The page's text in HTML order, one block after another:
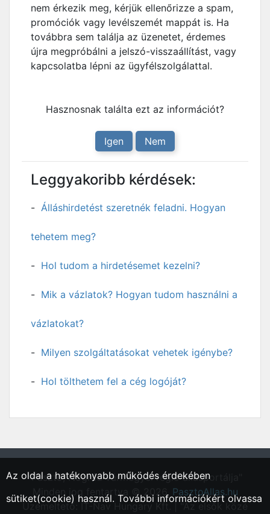
nem érkezik meg, kérjük ellenőrizze a spam,
promóciók vagy levélszemét mappát is. Ha
továbbra sem találja az üzenetet, érdemes
újra megpróbálni a jelszó-visszaállítást, vagy
kapcsolatba lépni az ügyfélszolgálattal.
Hasznosnak találta ezt az információt?
Igen Nem
Leggyakoribb kérdések:
Álláshirdetést szeretnék feladni. Hogyan
tehetem meg?
Hol tudom a hirdetésemet kezelni?
Mik a vázlatok? Hogyan tudom használni a
vázlatokat?
Milyen szolgáltatásokat vehetek igénybe?
Hol tölthetem fel a cég logóját?
"Pásztó, Nógrád vármegyei régió állásportálja"
Minden jog fentartva © 2026. PasztoAllas.hu
Üzemeltető: IT-Nav Hungary Kft. | "Az elsők közé
Az oldal a hatékonyabb működés érdekében
sütiket(cookie) használ. További információkért olvassa